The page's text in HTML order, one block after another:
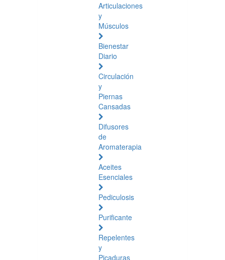
Articulaciones
y
Músculos
Bienestar
Diario
Circulación
y
Piernas
Cansadas
Difusores
de
Aromaterapia
Aceites
Esenciales
Pediculosis
Purificante
Repelentes
y
Picaduras